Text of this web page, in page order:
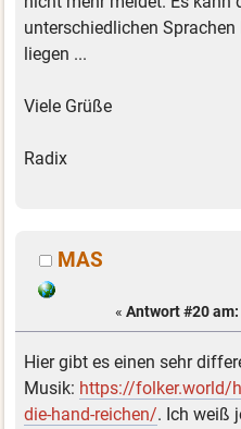
unterschiedlichen
liegen ...
Viele Grüße
Radix
MAS
« Antwort #20 am:
Hier gibt es einen sehr
Musik: https://folker.world/
die-hand-reichen/. Ich weiß